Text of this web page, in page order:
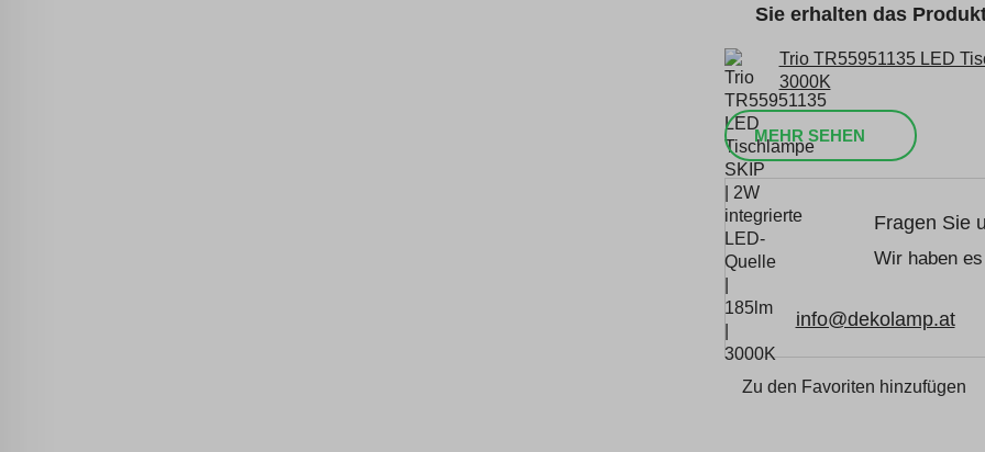
Sie erhalten das
Trio TR55951135 LED
3000K
MEHR SEHEN
Fragen Sie
Wir haben
info@dekolamp.at
Zu den Favoriten hinzufügen